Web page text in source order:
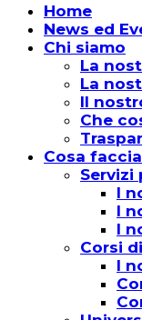
Home
News ed
Chi siamo
La
La
Il
Che
Cosa
Servizi
I
I
I
Corsi
I